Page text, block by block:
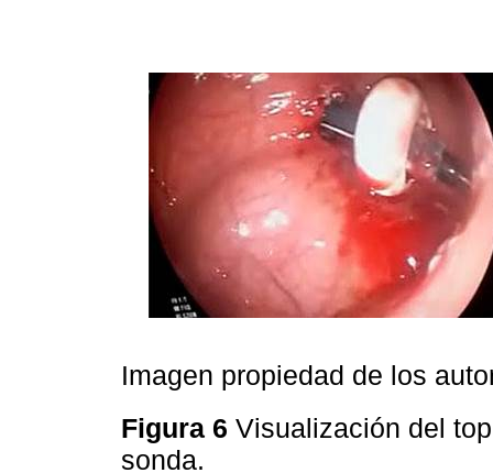
Imagen propiedad de los
Figura 6 Visualización del
sonda.